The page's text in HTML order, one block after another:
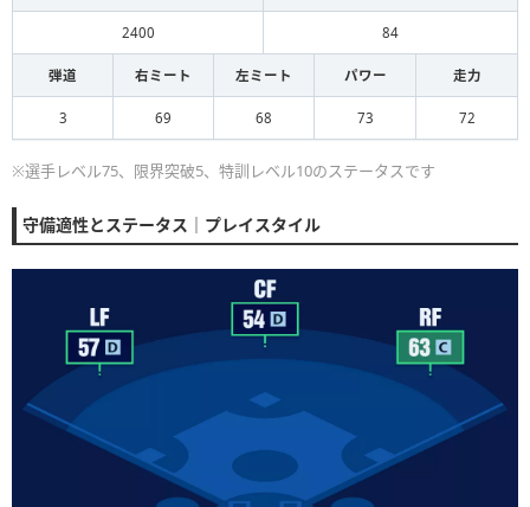
2400 84
弾道 右ミート 左ミート パワー 走力
3 69 68 73 72
※選手レベル75、限界突破5、特訓レベル10のステータスです
守備適性とステータス｜プレイスタイル